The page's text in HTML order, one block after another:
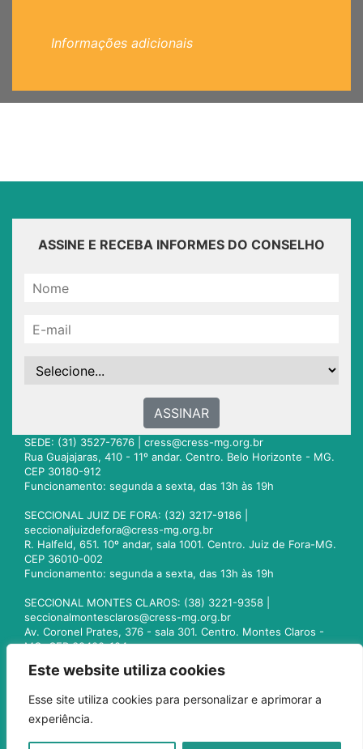
Este website utiliza cookies
Esse site utiliza cookies para personalizar e aprimorar a
experiência.
Informações adicionais
ASSINE E RECEBA INFORMES DO CONSELHO
ASSINAR
SEDE: (31) 3527-7676 | cress@cress-mg.org.br
Rua Guajajaras, 410 - 11º andar. Centro. Belo Horizonte - MG.
CEP 30180-912
Funcionamento: segunda a sexta, das 13h às 19h
SECCIONAL JUIZ DE FORA: (32) 3217-9186 |
seccionaljuizdefora@cress-mg.org.br
R. Halfeld, 651. 10º andar, sala 1001. Centro. Juiz de Fora-MG.
CEP 36010-002
Funcionamento: segunda a sexta, das 13h às 19h
SECCIONAL MONTES CLAROS: (38) 3221-9358 |
seccionalmontesclaros@cress-mg.org.br
Av. Coronel Prates, 376 - sala 301. Centro. Montes Claros -
MG. CEP 39400-104
seccionaluberlandia@cress-mg.org.br
Av. Afonso Pena, 547 - sala 101. Uberlândia - MG. CEP